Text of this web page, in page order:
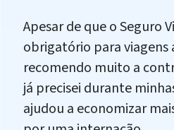
Apesar de que o Seguro
obrigatório para viagens
recomendo muito a
já precisei durante
ajudou a economizar